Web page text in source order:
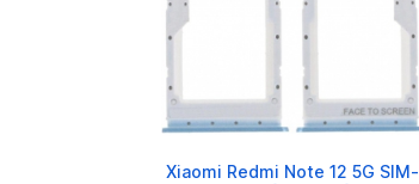
Xiaomi Redmi Note 12 5G SIM-